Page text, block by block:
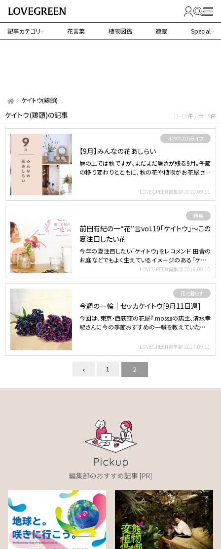
記事カテゴリ 花言葉 植物図鑑 連載 Special
ケイトウ(鶏頭)
ケイトウ(鶏頭)の記事 11-13件 / 全13件
ボタニカルライフ
【9月】みんなの花あしらい
暦の上では秋ですが、まだまだ暑さが残る9月。季節
の移り変わりとともに、秋の花や植物がお花屋さん
LOVEGREEN編集部 2020.09.11
特集
前田有紀の一“花”言vol.19「ケイトウ」～この
夏注目したい花
今年の夏注目したい「ケイトウ」をレコメンド 田舎の
お庭などでもよく生えているイメージのある「ケイト
LOVEGREEN編集部 2018.08.10
花と暮らす
今週の一輪｜セッカケイトウ[9月11日週]
今回は、東京・西荻窪の花屋『.moss』の店主、清水孝
紀さんに今の季節おすすめの一輪を教えていただき
LOVEGREEN編集部 2017.09.11
1 2